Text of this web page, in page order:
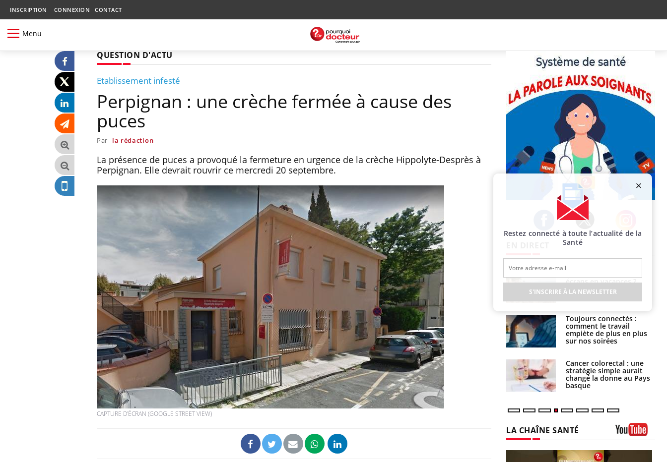
INSCRIPTION CONNEXION CONTACT
Menu
QUESTION D'ACTU
Etablissement infesté
Perpignan : une crèche fermée à cause des
puces
Par la rédaction
La présence de puces a provoqué la fermeture en urgence de la crèche Hippolyte-Desprès à
Perpignan. Elle devrait rouvrir ce mercredi 20 septembre.
CAPTURE D'ÉCRAN (GOOGLE STREET VIEW)
Facebook Twitter Instagram
Éclipse solaire du 12 août
: “Des verres adaptés,
c'est indispensable pour
la santé des yeux”
Les troubles du sommeil
modifient votre cerveau !
Mon enfant est-il trop
sensible ou simplement
très empathique ?
Bébés, jeunes enfants :
quelle trousse à
pharmacie pour les
vacances ?
Syndrome métabolique :
quels sont les meilleurs
exercices physiques ?
Comment éviter une otite
pendant les vacances ?
Hantavirus : un cas
détecté chez un touriste
en France
Mortalité infantile : un
rapport s’interroge sur
son taux élevé en France
Grossesse à risque : ce jus
naturel attire l'attention
des chercheurs
écrans en vacances ?
Toujours connectés :
comment le travail
empiète de plus en plus
sur nos soirées
Cancer colorectal : une
stratégie simple aurait
changé la donne au Pays
basque
LA CHAÎNE SANTÉ
Restez connecté à toute l’actualité de la
Santé
S'INSCRIRE À LA NEWSLETTER